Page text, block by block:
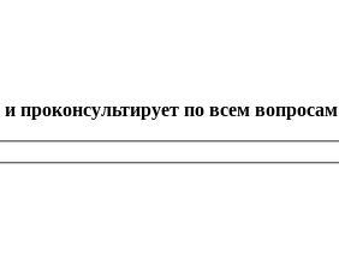
и проконсультирует по всем вопросам